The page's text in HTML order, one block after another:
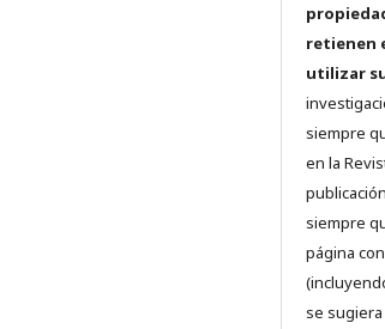
retienen
utilizar
siempre
en la
siempre
página
se